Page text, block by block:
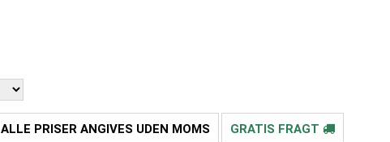
ALLE PRISER ANGIVES UDEN MOMS GRATIS FRAGT